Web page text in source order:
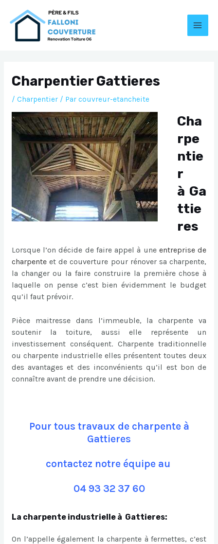
Charpentier Gattieres
/ Charpentier/ Par couvreur-etancheite
Cha
rpe
ntie
r
à Ga
ttie
res
Lorsque l’on décide de faire appel à une entreprise de
charpenteet de couverture pour rénover sa charpente,
la changer ou la faire construire la première chose à
laquelle on pense c’est bien évidemment le budget
qu’il faut prévoir.
Pièce maitresse dans l’immeuble, la charpente va
soutenir la toiture, aussi elle représente un
investissement conséquent. Charpente traditionnelle
ou charpente industrielle elles présentent toutes deux
des avantages et des inconvénients qu’il est bon de
connaître avant de prendre une décision.
Pour tous travaux de charpente à
Gattieres
contactez notre équipe au
04 93 32 37 60
La charpente industrielle à Gattieres:
On l’appelle également la charpente à fermettes, c’est